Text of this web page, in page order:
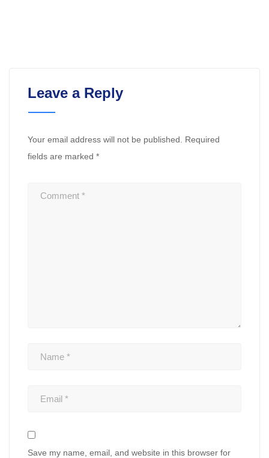
Leave a Reply
Your email address will not be published.
Required
fields are marked *
Save my name, email, and website in this browser for